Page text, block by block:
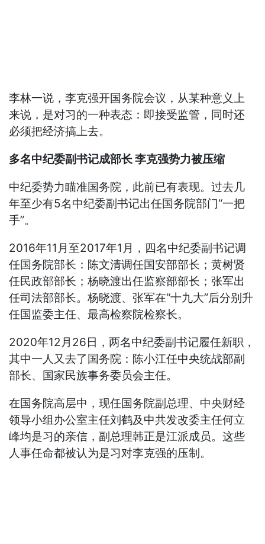
李林一说，李克强开国务院会议，从某种意义上
来说，是对习的一种表态：即接受监管，同时还
必须把经济搞上去。
多名中纪委副书记成部长 李克强势力被压缩
中纪委势力瞄准国务院，此前已有表现。过去几
年至少有5名中纪委副书记出任国务院部门“一把
手”。
2016年11月至2017年1月，四名中纪委副书记调
任国务院部长：陈文清调任国安部部长；黄树贤
任民政部部长；杨晓渡出任监察部部长；张军出
任司法部部长。杨晓渡、张军在“十九大”后分别升
任国监委主任、最高检察院检察长。
2020年12月26日，两名中纪委副书记履任新职，
其中一人又去了国务院：陈小江任中央统战部副
部长、国家民族事务委员会主任。
在国务院高层中，现任国务院副总理、中央财经
领导小组办公室主任刘鹤及中共发改委主任何立
峰均是习的亲信，副总理韩正是江派成员。这些
人事任命都被认为是习对李克强的压制。